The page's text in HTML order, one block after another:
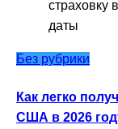
Без рубрики
Как легко
США в 2026